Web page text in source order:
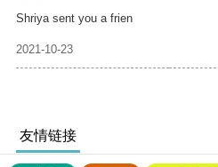
Shriya sent you a frien
2021-10-23
友情链接